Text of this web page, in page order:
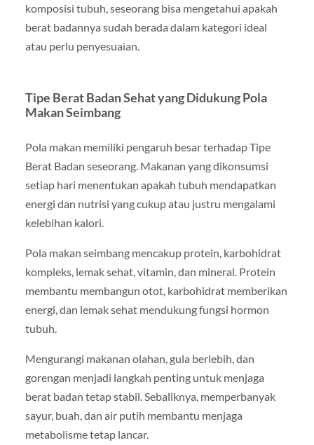
komposisi tubuh, seseorang bisa mengetahui apakah
berat badannya sudah berada dalam kategori ideal
atau perlu penyesuaian.
Tipe Berat Badan Sehat yang Didukung Pola
Makan Seimbang
Pola makan memiliki pengaruh besar terhadap Tipe
Berat Badan seseorang. Makanan yang dikonsumsi
setiap hari menentukan apakah tubuh mendapatkan
energi dan nutrisi yang cukup atau justru mengalami
kelebihan kalori.
Pola makan seimbang mencakup protein, karbohidrat
kompleks, lemak sehat, vitamin, dan mineral. Protein
membantu membangun otot, karbohidrat memberikan
energi, dan lemak sehat mendukung fungsi hormon
tubuh.
Mengurangi makanan olahan, gula berlebih, dan
gorengan menjadi langkah penting untuk menjaga
berat badan tetap stabil. Sebaliknya, memperbanyak
sayur, buah, dan air putih membantu menjaga
metabolisme tetap lancar.